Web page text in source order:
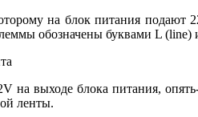
на блок питания
обозначены буквами L (line)
на выходе блока питания,
ленты.